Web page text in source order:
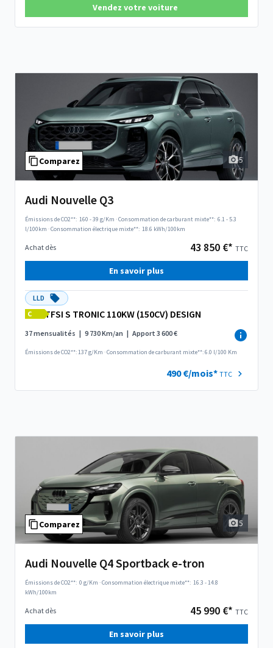
Vendez votre voiture
Comparez 5
Audi Nouvelle Q3
Émissions de CO2**: 160 - 39 g/Km ·Consommation de carburant mixte**: 6.1 - 5.3
l/100km ·Consommation électrique mixte**: 18.6 kWh/100km
Achat dès 43 850 €* TTC
En savoir plus
LLD
C
TFSI S TRONIC 110KW (150CV) DESIGN
37 mensualités | 9 730 Km/an | Apport 3 600 €
Émissions de CO2**: 137 g/Km ·Consommation de carburant mixte**: 6.0 l/100 Km
490 €/mois* TTC
Comparez 5
Audi Nouvelle Q4 Sportback e-tron
Émissions de CO2**: 0 g/Km ·Consommation électrique mixte**: 16.3 - 14.8
kWh/100km
Achat dès 45 990 €* TTC
En savoir plus